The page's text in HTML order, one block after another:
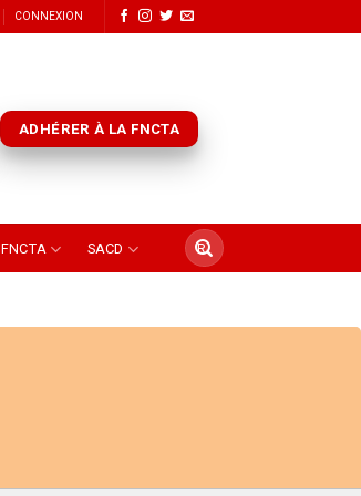
CONNEXION
ADHÉRER À LA FNCTA
FNCTA SACD